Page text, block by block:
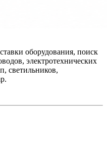
оборудования, поиск
электротехнических
светильников,